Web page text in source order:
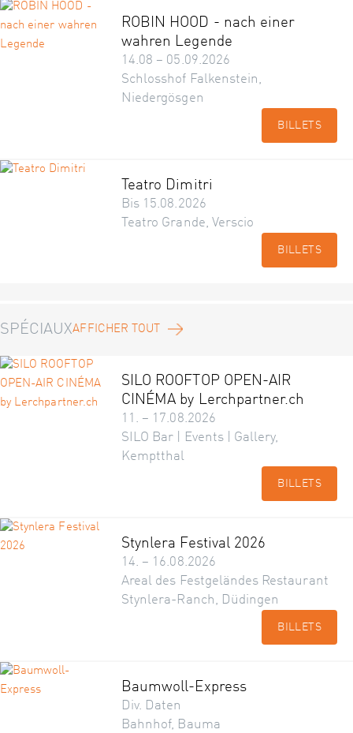
ROBIN HOOD - nach einer
wahren Legende
14.08 – 05.09.2026
Schlosshof Falkenstein,
Niedergösgen
BILLETS
Teatro Dimitri
Bis 15.08.2026
Teatro Grande, Verscio
BILLETS
SPÉCIAUXAFFICHER TOUT
SILO ROOFTOP OPEN-AIR
CINÉMA by Lerchpartner.ch
11. – 17.08.2026
SILO Bar | Events | Gallery,
Kemptthal
BILLETS
Stynlera Festival 2026
14. – 16.08.2026
Areal des Festgeländes Restaurant
Stynlera-Ranch, Düdingen
BILLETS
Baumwoll-Express
Div. Daten
Bahnhof, Bauma